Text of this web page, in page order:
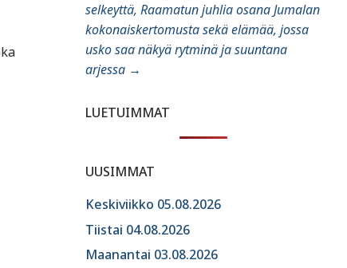
selkeyttä, Raamatun juhlia osana Jumalan
kokonaiskertomusta sekä elämää, jossa
usko saa näkyä rytminä ja suuntana
arjessa →
LUETUIMMAT
UUSIMMAT
Keskiviikko 05.08.2026
Tiistai 04.08.2026
Maanantai 03.08.2026